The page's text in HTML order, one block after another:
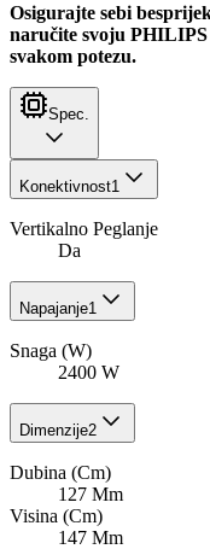
Osigurajte sebi
naručite svoju PHILIPS
svakom potezu.
Spec.
Konektivnost1
Vertikalno Peglanje
Da
Napajanje1
Snaga (W)
2400 W
Dimenzije2
Dubina (Cm)
127 Mm
Visina (Cm)
147 Mm